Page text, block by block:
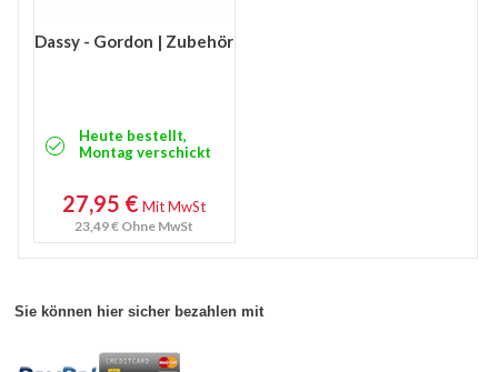
Dassy - Gordon | Zubehör
Heute bestellt,
Montag verschickt
27,95 €Mit MwSt
23,49 € Ohne MwSt
Sie können hier sicher bezahlen mit